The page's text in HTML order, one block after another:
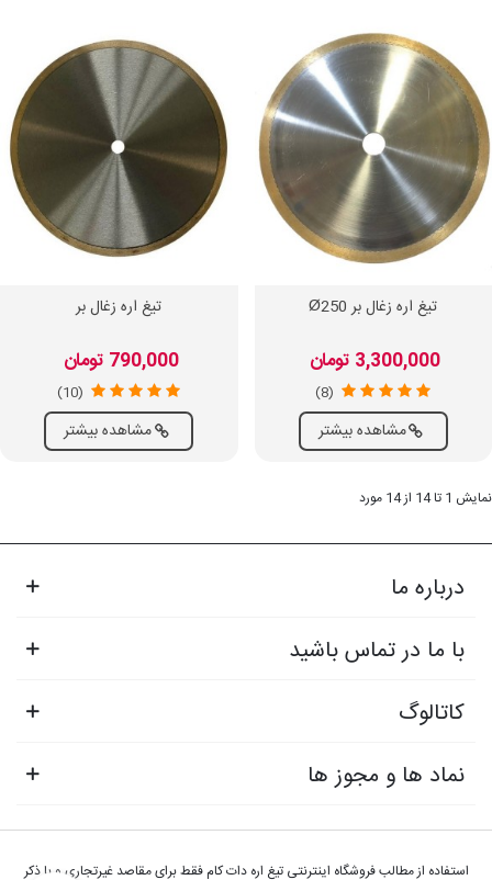
تیغ اره زغال بر Ø250
3,300,000 تومان
(8)
مشاهده بیشتر
تیغ اره زغال بر
790,000 تومان
(10)
مشاهده بیشتر
نمایش 1 تا 14 از 14 مورد
درباره ما
با ما در تماس باشید
کاتالوگ
نماد ها و مجوز ها
استفاده از مطالب فروشگاه اینترنتی تیغ اره دات کام فقط برای مقاصد غیرتجاری و با ذکر